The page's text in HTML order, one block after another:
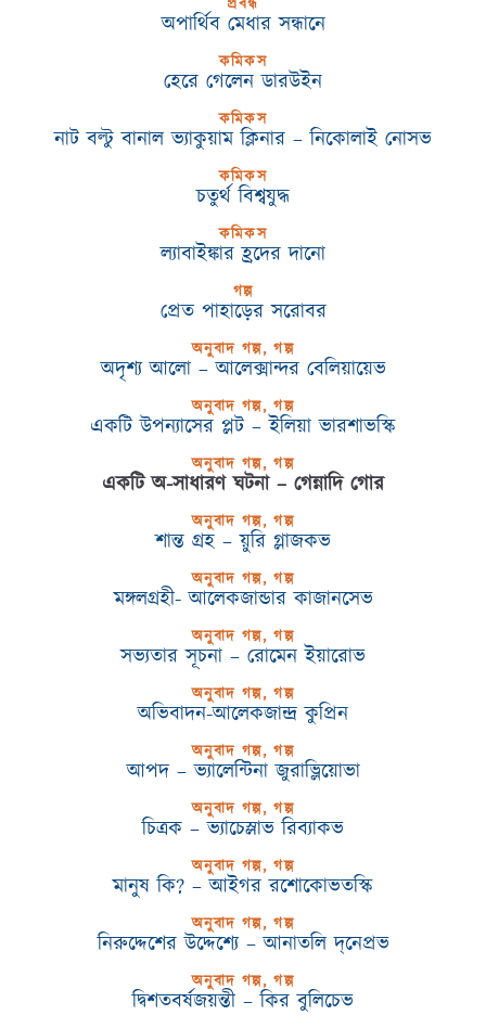
অপার্থিব মেধার সন্ধানে
কমিকস
হেরে গেলেন ডারউইন
কমিকস
নাট বল্টু বানাল ভ্যাকুয়াম ক্লিনার – নিকোলাই নোসভ
কমিকস
চতুর্থ বিশ্বযুদ্ধ
কমিকস
ল্যাবাইঙ্কার হ্রদের দানো
গল্প
প্ৰেত পাহাড়ের সরোবর
অনুবাদ গল্প, গল্প
অদৃশ্য আলো – আলেক্সান্দর বেলিয়ায়েভ
অনুবাদ গল্প, গল্প
একটি উপন্যাসের প্লট – ইলিয়া ভারশাভস্কি
অনুবাদ গল্প, গল্প
একটি অ-সাধারণ ঘটনা – গেন্নাদি গোর
অনুবাদ গল্প, গল্প
শান্ত গ্রহ – য়ুরি গ্লাজকভ
অনুবাদ গল্প, গল্প
মঙ্গলগ্রহী- আলেকজান্ডার কাজানসেভ
অনুবাদ গল্প, গল্প
সভ্যতার সূচনা – রোমেন ইয়ারোভ
অনুবাদ গল্প, গল্প
অভিবাদন-আলেকজান্দ্র কুপ্রিন
অনুবাদ গল্প, গল্প
আপদ – ভ্যালেন্টিনা জুরাভ্লিয়োভা
অনুবাদ গল্প, গল্প
চিত্রক – ভ্যাচেস্লাভ রিব্যাকভ
অনুবাদ গল্প, গল্প
মানুষ কি? – আইগর রশোকোভতস্কি
অনুবাদ গল্প, গল্প
নিরুদ্দেশের উদ্দেশ্যে – আনাতলি দ্‌নেপ্রভ
অনুবাদ গল্প, গল্প
দ্বিশতবর্ষজয়ন্তী – কির বুলিচেভ